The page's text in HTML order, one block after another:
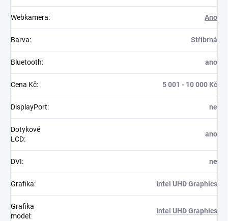
Webkamera: Ano
Barva: Stříbrná
Bluetooth: ano
Cena Kč: 5 001 - 10 000 Kč
DisplayPort: ne
Dotykové
LCD:
ano
DVI: ne
Grafika: Intel UHD Graphics
Grafika
model :
Intel UHD Graphics